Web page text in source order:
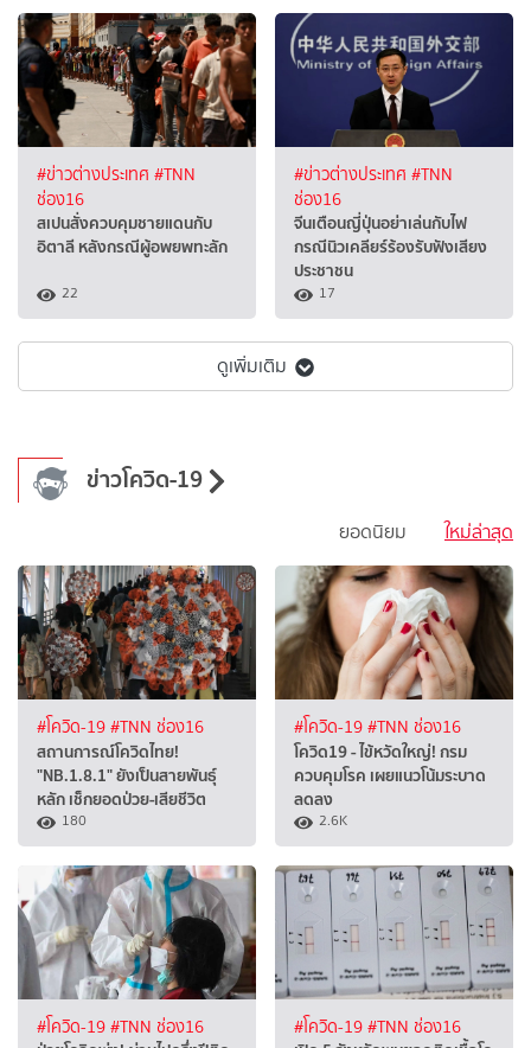
#ข่าวต่างประเทศ #TNN
ช่อง16
สเปนสั่งควบคุมชายแดนกับ
อิตาลี หลังกรณีผู้อพยพทะลัก
22
#ข่าวต่างประเทศ #TNN
ช่อง16
จีนเตือนญี่ปุ่นอย่าเล่นกับไฟ
กรณีนิวเคลียร์ร้องรับฟังเสียง
ประชาชน
17
ดูเพิ่มเติม
ข่าวโควิด-19
ใหม่ล่าสุด
ยอดนิยม
#โควิด-19#TNN ช่อง16
สถานการณ์โควิดไทย!
"NB.1.8.1" ยังเป็นสายพันธุ์
หลัก เช็กยอดป่วย-เสียชีวิต
180
#โควิด-19#TNN ช่อง16
โควิด19 - ไข้หวัดใหญ่! กรม
ควบคุมโรค เผยแนวโน้มระบาด
ลดลง
2.6K
#โควิด-19#TNN ช่อง16 #โควิด-19#TNN ช่อง16